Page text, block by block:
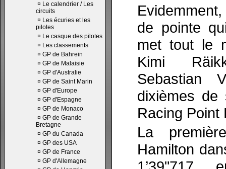
¤ Le calendrier / Les
circuits
¤ Les écuries et les
pilotes
¤ Le casque des pilotes
¤ Les classements
¤ GP de Bahrein
¤ GP de Malaisie
¤ GP d'Australie
¤ GP de Saint Marin
¤ GP d'Europe
¤ GP d'Espagne
¤ GP de Monaco
¤ GP de Grande
Bretagne
¤ GP du Canada
¤ GP des USA
¤ GP de France
¤ GP d'Allemagne
de pointe
met tout le
Kimi
Sebastian
dixièmes
Racing Point
La
Hamilton